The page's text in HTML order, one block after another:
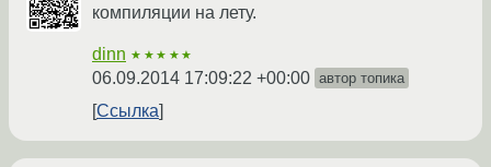
компиляции на лету.
dinn ★★★★★
06.09.2014 17:09:22 +00:00 автор топика
Ссылка